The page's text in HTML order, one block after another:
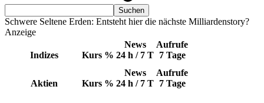
Schwere Seltene Erden: Entsteht hier die nächste Milliardenstory?
Anzeige
Indizes Kurs %
News
24 h / 7 T
Aufrufe
7 Tage
Aktien Kurs %
News
24 h / 7 T
Aufrufe
7 Tage